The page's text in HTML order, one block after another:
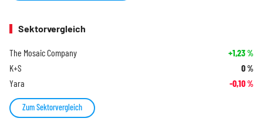
Sektorvergleich
The Mosaic Company +1,23%
K+S 0%
Yara -0,10%
Zum Sektorvergleich